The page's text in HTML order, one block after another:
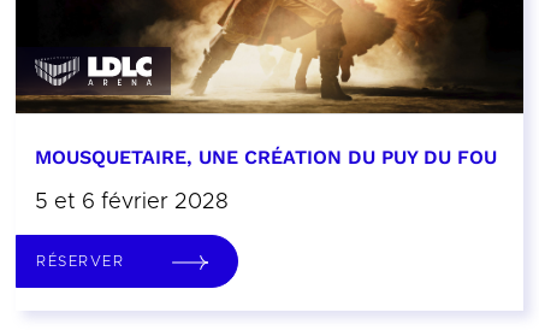
MOUSQUETAIRE, UNE CRÉATION DU PUY DU FOU
5 et 6 février 2028
RÉSERVER